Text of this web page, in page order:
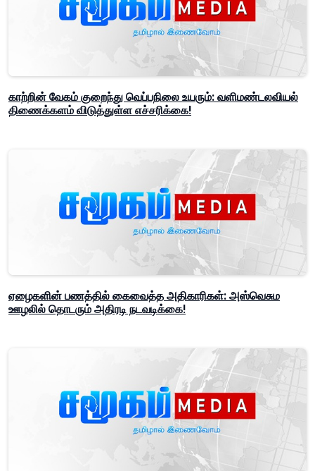
காற்றின் வேகம் குறைந்து வெப்பநிலை உயரும்: வளிமண்டலவியல்
திணைக்களம் விடுத்துள்ள எச்சரிக்கை!
ஏழைகளின் பணத்தில் கைவைத்த அதிகாரிகள்: அஸ்வெசும
ஊழலில் தொடரும் அதிரடி நடவடிக்கை!